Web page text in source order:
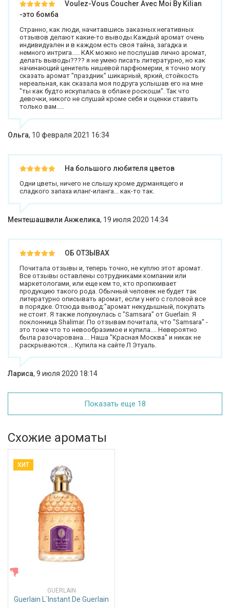
Voulez-Vous Coucher Avec Moi By Kilian
-это бомба
Странно, как люди, начитавшись заказных негативных
отзывов делают какие-то выводы.Каждый аромат очень
индивидуален и в каждом есть своя тайна, загадка и
немного интрига..... КАК можно не послушав лично аромат,
делать выводы???? я не умею писать литературно, но как
начинающий ценитель нишевой парфюмерии, я точно могу
сказать аромат "праздник" шикарный, яркий, стойкость
нереальная, как сказала моя подруга услышав его на мне
"ты как будто искупалась в облаке роскоши". Так что
девочки, никого не слушай кроме себя и оценки ставить
только вам.....
Ольга, 10 февраля 2021 16:34
На большого любителя цветов
Одни цветы, ничего не слышу кроме дурманящего и
сладкого запаха иланг-иланга... как-то так.
Ментешашвили Анжелика, 19 июля 2020 14:34
ОБ ОТЗЫВАХ
Почитала отзывы и, теперь точно, не куплю этот аромат.
Все отзывы оставлены сотрудниками компании или
маркетологами, или еще кем то, кто пропихивает
продукцию такого рода. Обычный человек не будет так
литературно описывать аромат, если у него с головой все
в порядке. Отсюда вывод:"аромат некудышный, покупать
не стоит. Я также лопухнулась с "Samsara" от Guerlain. Я
поклонница Shalimar. По отзывам почитала, что "Samsara" -
это тоже что то невообразимое и купила.... Невероятно
была разочарована.... Наша "Красная Москва" и никак не
раскрываются.... Купила на сайте Л Этуаль.
Лариса, 9 июля 2020 18:14
Показать еще 18
Схожие ароматы
ХИТ
GUERLAIN
Guerlain L`Instant De Guerlain